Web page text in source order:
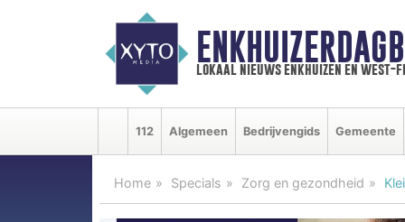
lokaal nieuws enkhuizen en west-
112 Algemeen Bedrijvengids Gemeente
Home Specials Zorg en gezondheid